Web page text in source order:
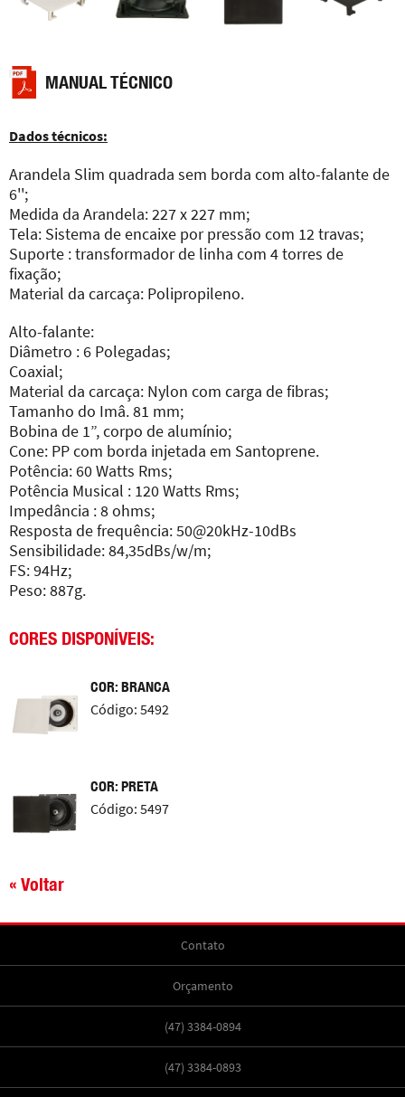
MANUAL TÉCNICO
Dados técnicos:
Arandela Slim quadrada sem borda com alto-falante de
6'';
Medida da Arandela: 227 x 227 mm;
Tela: Sistema de encaixe por pressão com 12 travas;
Suporte : transformador de linha com 4 torres de
fixação;
Material da carcaça: Polipropileno.
Alto-falante:
Diâmetro : 6 Polegadas;
Coaxial;
Material da carcaça: Nylon com carga de fibras;
Tamanho do Imâ. 81 mm;
Bobina de 1”, corpo de alumínio;
Cone: PP com borda injetada em Santoprene.
Potência: 60 Watts Rms;
Potência Musical : 120 Watts Rms;
Impedância : 8 ohms;
Resposta de frequência: 50@20kHz-10dBs
Sensibilidade: 84,35dBs/w/m;
FS: 94Hz;
Peso: 887g.
CORES DISPONÍVEIS:
COR: BRANCA
Código: 5492
COR: PRETA
Código: 5497
« Voltar
Contato
Orçamento
(47) 3384-0894
(47) 3384-0893